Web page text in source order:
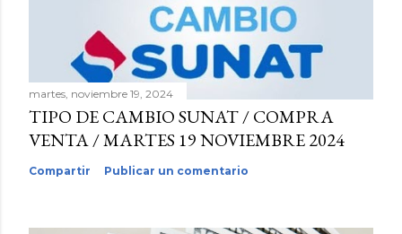
martes, noviembre 19, 2024
TIPO DE CAMBIO SUNAT / COMPRA
VENTA / MARTES 19 NOVIEMBRE 2024
Compartir Publicar un comentario